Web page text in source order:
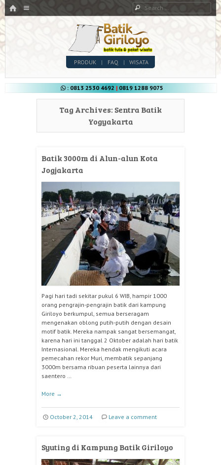
HOME Search
Batik Giriloyo
Menu
SKIP TO CONTENT
PRODUK FAQ WISATA
: 0813 2530 4692 |0819 1288 9075
Tag Archives: Sentra Batik
Yogyakarta
Batik 3000m di Alun-alun Kota
Jogjakarta
Pagi hari tadi sekitar pukul 6 WIB, hampir 1000
orang pengrajin-pengrajin batik dari kampung
Giriloyo berkumpul, semua berseragam
mengenakan oblong putih-putih dengan desain
motif batik. Mereka nampak sangat bersemangat,
karena hari ini tanggal 2 Oktober adalah hari batik
Internasional. Mereka hendak mengikuti acara
pemecahan rekor Muri, membatik sepanjang
3000m bersama ribuan peserta lainnya dari
saentero …
More →
October 2, 2014 Leave a comment
Syuting di Kampung Batik Giriloyo